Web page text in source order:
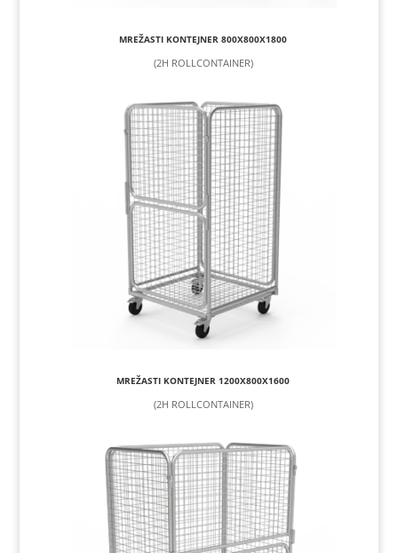
MREŽASTI KONTEJNER 800X800X1800
(2H ROLLCONTAINER)
MREŽASTI KONTEJNER 1200X800X1600
(2H ROLLCONTAINER)